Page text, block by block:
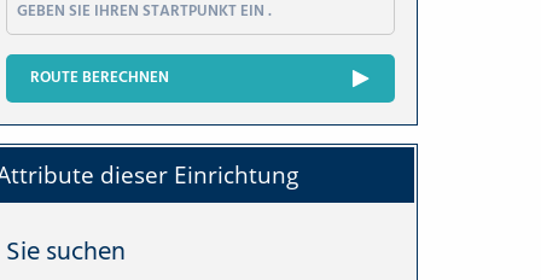
ROUTE BERECHNEN
dieser Einrichtung
Sie suchen